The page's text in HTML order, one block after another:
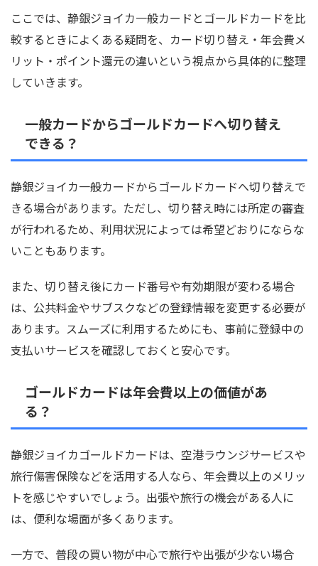
ここでは、静銀ジョイカ一般カードとゴールドカードを比
較するときによくある疑問を、カード切り替え・年会費メ
リット・ポイント還元の違いという視点から具体的に整理
していきます。
一般カードからゴールドカードへ切り替え
できる？
静銀ジョイカ一般カードからゴールドカードへ切り替えで
きる場合があります。ただし、切り替え時には所定の審査
が行われるため、利用状況によっては希望どおりにならな
いこともあります。
また、切り替え後にカード番号や有効期限が変わる場合
は、公共料金やサブスクなどの登録情報を変更する必要が
あります。スムーズに利用するためにも、事前に登録中の
支払いサービスを確認しておくと安心です。
ゴールドカードは年会費以上の価値があ
る？
静銀ジョイカゴールドカードは、空港ラウンジサービスや
旅行傷害保険などを活用する人なら、年会費以上のメリッ
トを感じやすいでしょう。出張や旅行の機会がある人に
は、便利な場面が多くあります。
一方で、普段の買い物が中心で旅行や出張が少ない場合